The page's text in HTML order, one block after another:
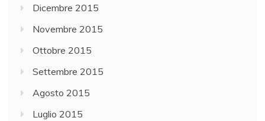
Dicembre 2015
Novembre 2015
Ottobre 2015
Settembre 2015
Agosto 2015
Luglio 2015